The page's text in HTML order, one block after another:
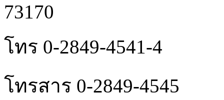
73170
โทร 0-2849-4541-4
โทรสาร 0-2849-4545